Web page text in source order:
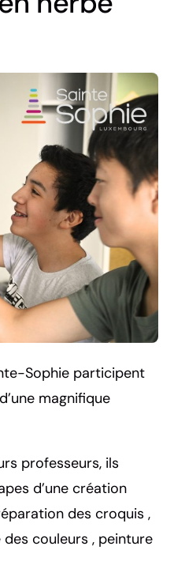
Sophie participent
magnifique
professeurs, ils
d’une création
des croquis ,
des couleurs , peinture